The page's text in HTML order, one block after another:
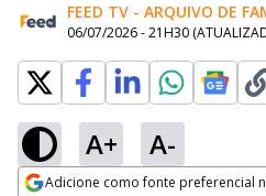
FEED TV - ARQUIVO DE
06/07/2026 - 21H30
A+ A-
Adicione como fonte preferencial